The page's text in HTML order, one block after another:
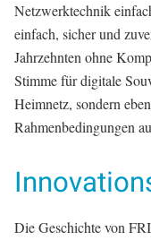
Netzwerktechnik
einfach, sicher und
Jahrzehnten ohne
Stimme für digitale
Heimnetz, sondern
Rahmenbedingungen
Die Geschichte von